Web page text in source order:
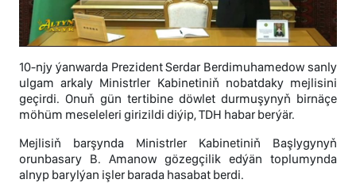
10-njy ýanwarda Prezident Serdar Berdimuhamedow sanly
ulgam arkaly Ministrler Kabinetiniň nobatdaky mejlisini
geçirdi. Onuň gün tertibine döwlet durmuşynyň birnäçe
möhüm meseleleri girizildi diýip, TDH habar berýär.
Mejlisiň barşynda Ministrler Kabinetiniň Başlygynyň
orunbasary B. Amanow gözegçilik edýän toplumynda
alnyp barylýan işler barada hasabat berdi.